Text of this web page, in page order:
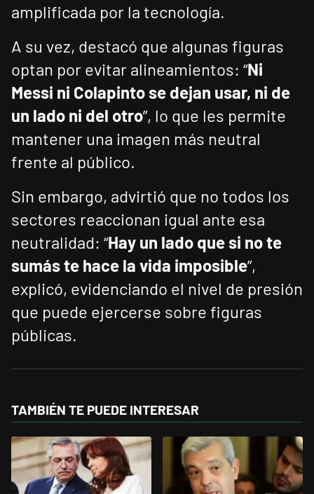
amplificada por la tecnología.
A su vez, destacó que algunas figuras
optan por evitar alineamientos: “Ni
Messi ni Colapinto se dejan usar, ni de
un lado ni del otro”, lo que les permite
mantener una imagen más neutral
frente al público.
Sin embargo, advirtió que no todos los
sectores reaccionan igual ante esa
neutralidad: “Hay un lado que si no te
sumás te hace la vida imposible”,
explicó, evidenciando el nivel de presión
que puede ejercerse sobre figuras
públicas.
TAMBIÉN TE PUEDE INTERESAR